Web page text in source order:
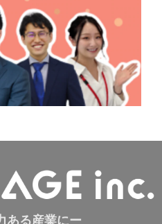
ある産業にー